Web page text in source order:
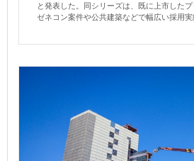
と発表した。同シリーズは、既に上市した
ゼネコン案件や公共建築などで幅広い採用実